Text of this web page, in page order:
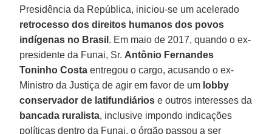
Presidência da República, iniciou-se um acelerado
retrocesso dos direitos humanos dos povos
indígenas no Brasil . Em maio de 2017, quando o ex-
presidente da Funai, Sr. Antônio Fernandes
Toninho Costa entregou o cargo, acusando o ex-
Ministro da Justiça de agir em favor de um lobby
conservador de latifundiários e outros interesses da
bancada ruralista, inclusive impondo indicações
políticas dentro da Funai, o órgão passou a ser